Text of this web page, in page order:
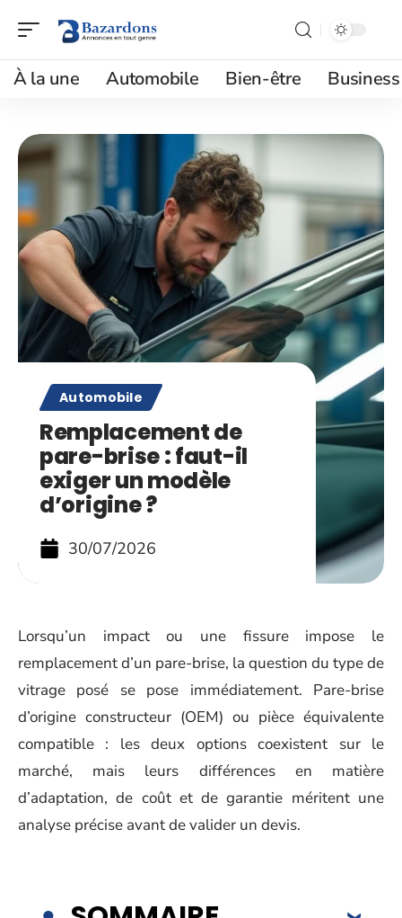
À la une Automobile Bien-être Business
Automobile
Remplacement de
pare-brise : faut-il
exiger un modèle
d’origine ?
30/07/2026
Lorsqu’un impact ou une fissure impose le
remplacement d’un pare-brise, la question du type de
vitrage posé se pose immédiatement. Pare-brise
d’origine constructeur (OEM) ou pièce équivalente
compatible : les deux options coexistent sur le
marché, mais leurs différences en matière
d’adaptation, de coût et de garantie méritent une
analyse précise avant de valider un devis.